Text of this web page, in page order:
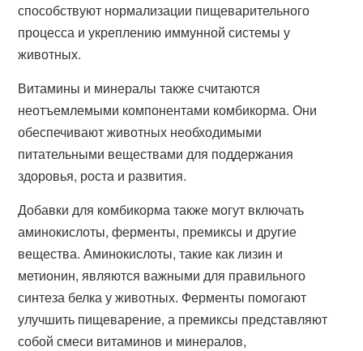
способствуют нормализации пищеварительного
процесса и укреплению иммунной системы у
животных.
Витамины и минералы также считаются
неотъемлемыми компонентами комбикорма. Они
обеспечивают животных необходимыми
питательными веществами для поддержания
здоровья, роста и развития.
Добавки для комбикорма также могут включать
аминокислоты, ферменты, премиксы и другие
вещества. Аминокислоты, такие как лизин и
метионин, являются важными для правильного
синтеза белка у животных. Ферменты помогают
улучшить пищеварение, а премиксы представляют
собой смеси витаминов и минералов,